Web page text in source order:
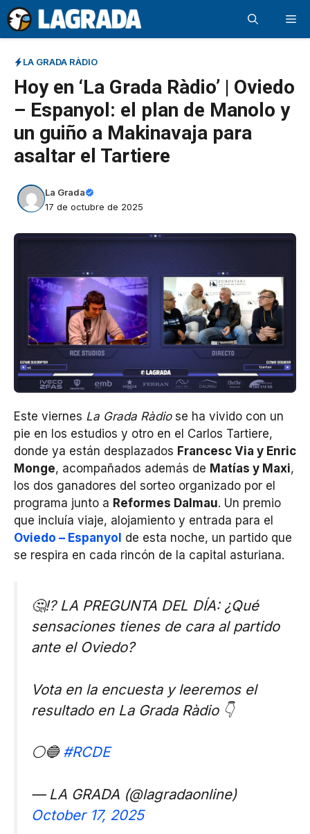
Saltar
al
contenido
LA GRADA RÀDIO
Hoy en ‘La Grada Ràdio’ | Oviedo
– Espanyol: el plan de Manolo y
un guiño a Makinavaja para
asaltar el Tartiere
La Grada
17 de octubre de 2025
Este viernes La Grada Ràdiose ha vivido con un
pie en los estudios y otro en el Carlos Tartiere,
donde ya están desplazados Francesc Via y Enric
Monge, acompañados además de Matías y Maxi,
los dos ganadores del sorteo organizado por el
programa junto a Reformes Dalmau. Un premio
que incluía viaje, alojamiento y entrada para el
Oviedo – Espanyol de esta noche, un partido que
se respira en cada rincón de la capital asturiana.
🤔⁉ LA PREGUNTA DEL DÍA: ¿Qué
sensaciones tienes de cara al partido
ante el Oviedo?
Vota en la encuesta y leeremos el
resultado en La Grada Ràdio 👇
⚪🔵 #RCDE
— LA GRADA (@lagradaonline)
October 17, 2025